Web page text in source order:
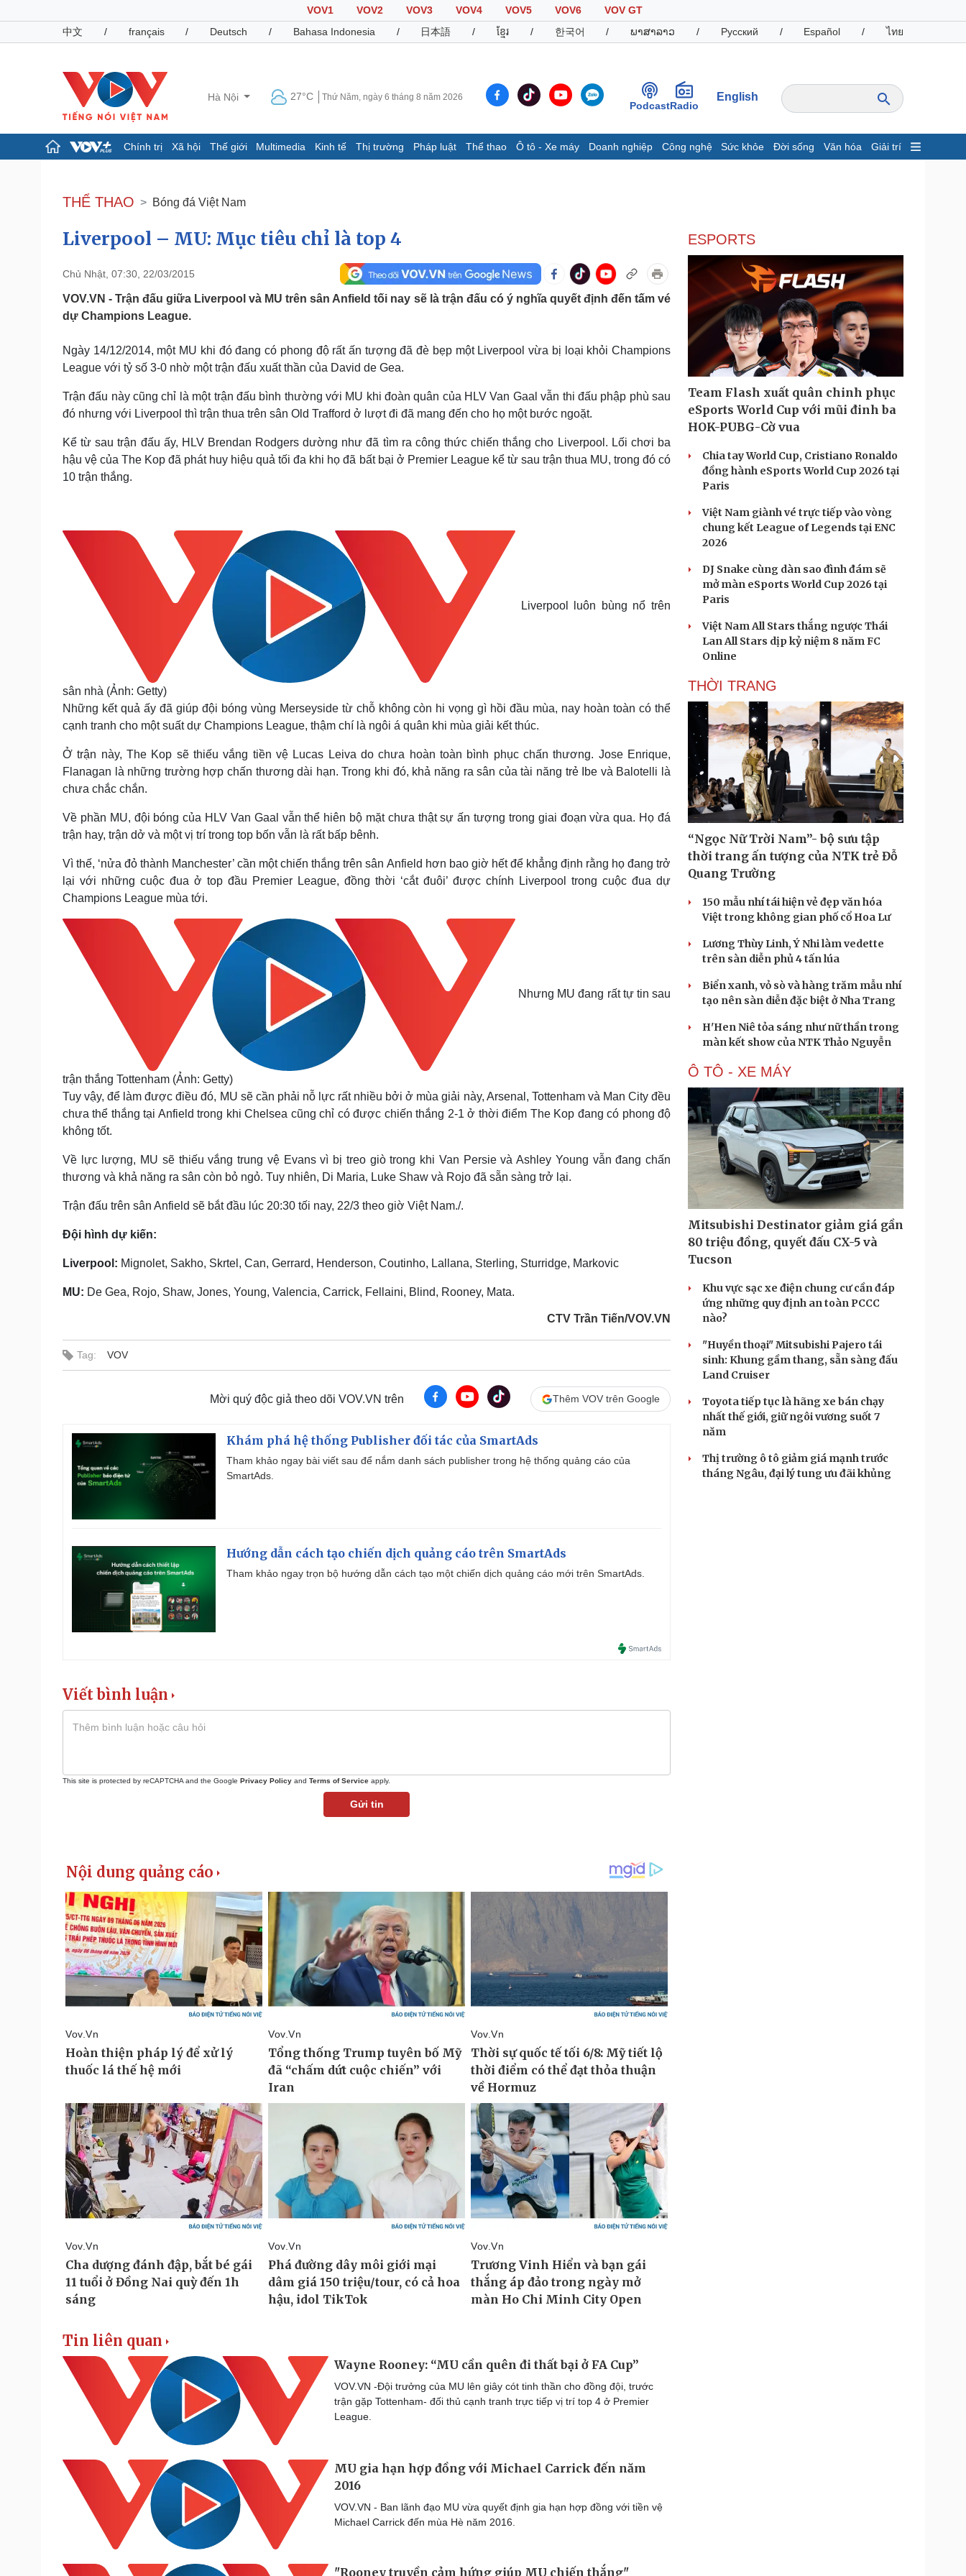
VOV1 VOV2 VOV3 VOV4 VOV5 VOV6
VOV GT
中文
/ français / Deutsch / Bahasa Indonesia / 日本語 / ខ្មែរ / 한국어 / ພາສາລາວ / Русский / Español / ไทย
Hà Nội 27°C Thứ Năm, ngày 6 tháng 8 năm 2026
PodcastRadio
English
Chính trị Xã hội Thế giới Multimedia Kinh tế Thị trường Pháp luật Thể thao Ô tô - Xe máy Doanh nghiệp Công nghệ Sức khỏe Đời sống Văn hóa Giải trí
Đảng
Tổ chức nhân sự
Nhận diện sự thật
Tin 24h
Dự báo thời tiết
Dấu ấn VOV
Giá cà phê
Pháp luật
Vụ án
Tư vấn luật
Quân sự - Quốc phòng
Phân tích
Thể thao
Thế giới thể thao
Hậu trường
Ô tô - Xe máy
Tư vấn
Doanh nghiệp
Thông tin doanh nghiệp
Doanh nghiệp 24h
Doanh nhân
Vì cộng đồng
Công nghệ
Sành điệu
Tin Công nghệ
Trải nghiệm
Chuyển đổi số
Sức khỏe
Dinh dưỡng - món ngon
Sản phụ khoa
Nhi khoa
Nam khoa
Đời sống
Nhà đẹp
Tình yêu - Gia đình
Văn hóa
Sân khấu - Điện ảnh
Âm nhạc
Di sản
Giải trí
Nghệ sĩ
Thời trang
Sao Việt
Du lịch
check-in
Podcast
Câu chuyện thời sự
Đọc truyện đêm khuya
Cửa sổ tình yêu
Kể chuyện cho bé
Hạt giống tâm hồn
Cải chính
THỂ THAO Bóng đá Việt Nam
Liverpool – MU: Mục tiêu chỉ là top 4
Chủ Nhật, 07:30, 22/03/2015
VOV.VN - Trận đấu giữa Liverpool và MU trên sân Anfield tối nay sẽ là trận đấu có ý nghĩa quyết định đến tấm vé
dự Champions League.
Ngày 14/12/2014, một MU khi đó đang có phong độ rất ấn tượng đã đè bẹp một Liverpool vừa bị loại khỏi Champions
League với tỷ số 3-0 nhờ một trận đấu xuất thần của David de Gea.
Trận đấu này cũng chỉ là một trận đấu bình thường với MU khi đoàn quân của HLV Van Gaal vẫn thi đấu phập phù sau
đó nhưng với Liverpool thì trận thua trên sân Old Trafford ở lượt đi đã mang đến cho họ một bước ngoặt.
Kể từ sau trận đấu ấy, HLV Brendan Rodgers dường như đã tìm ra công thức chiến thắng cho Liverpool. Lối chơi ba
hậu vệ của The Kop đã phát huy hiệu quả tối đa khi họ đã bất bại ở Premier League kể từ sau trận thua MU, trong đó có
10 trận thắng.
Liverpool luôn bùng nổ trên
sân nhà (Ảnh: Getty)
Những kết quả ấy đã giúp đội bóng vùng Merseyside từ chỗ không còn hi vọng gì hồi đầu mùa, nay hoàn toàn có thể
cạnh tranh cho một suất dự Champions League, thậm chí là ngôi á quân khi mùa giải kết thúc.
Ở trận này, The Kop sẽ thiếu vắng tiền vệ Lucas Leiva do chưa hoàn toàn bình phục chấn thương. Jose Enrique,
Flanagan là những trường hợp chấn thương dài hạn. Trong khi đó, khả năng ra sân của tài năng trẻ Ibe và Balotelli là
chưa chắc chắn.
Về phần MU, đội bóng của HLV Van Gaal vẫn thể hiên bộ mặt chưa thật sự ấn tượng trong giai đoạn vừa qua. Họ đá
trận hay, trận dở và một vị trí trong top bốn vẫn là rất bấp bênh.
Vì thế, ‘nửa đỏ thành Manchester’ cần một chiến thắng trên sân Anfield hơn bao giờ hết để khẳng định rằng họ đang trở
lại với những cuộc đua ở top đầu Premier League, đồng thời ‘cắt đuôi’ được chính Liverpool trong cuộc đua dự
Champions League mùa tới.
Nhưng MU đang rất tự tin sau
trận thắng Tottenham (Ảnh: Getty)
Tuy vậy, để làm được điều đó, MU sẽ cần phải nỗ lực rất nhiều bởi ở mùa giải này, Arsenal, Tottenham và Man City đều
chưa thể thắng tại Anfield trong khi Chelsea cũng chỉ có được chiến thắng 2-1 ở thời điểm The Kop đang có phong độ
không tốt.
Về lực lượng, MU sẽ thiếu vắng trung vệ Evans vì bị treo giò trong khi Van Persie và Ashley Young vẫn đang chấn
thương và khả năng ra sân còn bỏ ngỏ. Tuy nhiên, Di Maria, Luke Shaw và Rojo đã sẵn sàng trở lại.
Trận đấu trên sân Anfield sẽ bắt đầu lúc 20:30 tối nay, 22/3 theo giờ Việt Nam./.
Đội hình dự kiến:
Liverpool: Mignolet, Sakho, Skrtel, Can, Gerrard, Henderson, Coutinho, Lallana, Sterling, Sturridge, Markovic
MU: De Gea, Rojo, Shaw, Jones, Young, Valencia, Carrick, Fellaini, Blind, Rooney, Mata.
CTV Trần Tiến/VOV.VN
Tag: VOV
Mời quý độc giả theo dõi VOV.VN trên Thêm VOV trên Google
Khám phá hệ thống Publisher đối tác của SmartAds
Tham khảo ngay bài viết sau để nắm danh sách publisher trong hệ thống quảng cáo của
SmartAds.
Hướng dẫn cách tạo chiến dịch quảng cáo trên SmartAds
Tham khảo ngay trọn bộ hướng dẫn cách tạo một chiến dịch quảng cáo mới trên SmartAds.
Viết bình luận
This site is protected by reCAPTCHA and the Google Privacy Policy and Terms of Service apply.
Gửi tin
Tin liên quan
Wayne Rooney: “MU cần quên đi thất bại ở FA Cup”
VOV.VN -Đội trưởng của MU lên giây cót tinh thần cho đồng đội, trước
trận gặp Tottenham- đối thủ cạnh tranh trực tiếp vị trí top 4 ở Premier
League.
MU gia hạn hợp đồng với Michael Carrick đến năm
2016
VOV.VN - Ban lãnh đạo MU vừa quyết định gia hạn hợp đồng với tiền vệ
Michael Carrick đến mùa Hè năm 2016.
"Rooney truyền cảm hứng giúp MU chiến thắng"
ESPORTS
Team Flash xuất quân chinh phục
eSports World Cup với mũi đinh ba
HOK-PUBG-Cờ vua
Chia tay World Cup, Cristiano Ronaldo
đồng hành eSports World Cup 2026 tại
Paris
Việt Nam giành vé trực tiếp vào vòng
chung kết League of Legends tại ENC
2026
DJ Snake cùng dàn sao đình đám sẽ
mở màn eSports World Cup 2026 tại
Paris
Việt Nam All Stars thắng ngược Thái
Lan All Stars dịp kỷ niệm 8 năm FC
Online
THỜI TRANG
“Ngọc Nữ Trời Nam”- bộ sưu tập
thời trang ấn tượng của NTK trẻ Đỗ
Quang Trường
150 mẫu nhí tái hiện vẻ đẹp văn hóa
Việt trong không gian phố cổ Hoa Lư
Lương Thùy Linh, Ý Nhi làm vedette
trên sàn diễn phủ 4 tấn lúa
Biển xanh, vỏ sò và hàng trăm mẫu nhí
tạo nên sàn diễn đặc biệt ở Nha Trang
H'Hen Niê tỏa sáng như nữ thần trong
màn kết show của NTK Thảo Nguyễn
Ô TÔ - XE MÁY
Mitsubishi Destinator giảm giá gần
80 triệu đồng, quyết đấu CX-5 và
Tucson
Khu vực sạc xe điện chung cư cần đáp
ứng những quy định an toàn PCCC
nào?
"Huyền thoại" Mitsubishi Pajero tái
sinh: Khung gầm thang, sẵn sàng đấu
Land Cruiser
Toyota tiếp tục là hãng xe bán chạy
nhất thế giới, giữ ngôi vương suốt 7
năm
Thị trường ô tô giảm giá mạnh trước
tháng Ngâu, đại lý tung ưu đãi khủng